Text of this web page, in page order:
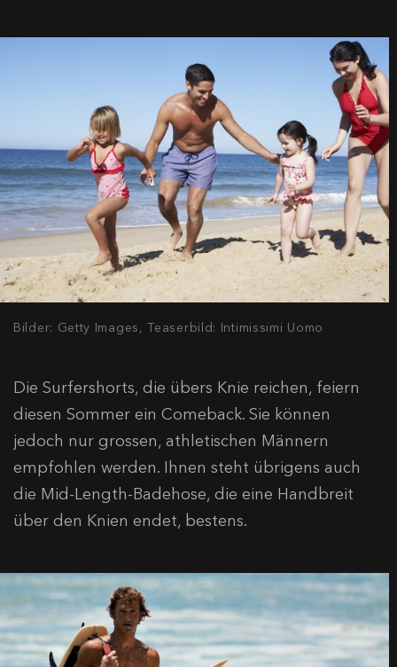
Bilder: Getty Images, Teaserbild: Intimissimi Uomo
Die Surfershorts, die übers Knie reichen, feiern
diesen Sommer ein Comeback. Sie können
jedoch nur grossen, athletischen Männern
empfohlen werden. Ihnen steht übrigens auch
die Mid-Length-Badehose, die eine Handbreit
über den Knien endet, bestens.